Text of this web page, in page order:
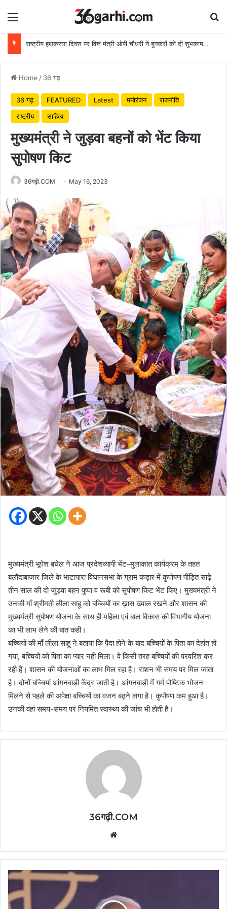
Menu
राष्ट्रीय हथकरघा दिवस पर वित्त मंत्री ओपी चौधरी ने बुनकरों को दी शुभकामनाएं
Home / 36 गढ़
36 गढ़ FEATURED Latest मनोरंजन
राजनीति
राष्ट्रीय
साहित्य
मुख्यमंत्री ने जुड़वा बहनों को भेंट किया
सुपोषण किट
36गढ़ी.COM May 16, 2023
मुख्यमंत्री भूपेश बघेल ने आज प्रदेशव्यापी भेंट-मुलाकात कार्यक्रम के तहत
बलौदाबाजार जिले के भाटापारा विधानसभा के ग्राम कड़ार में कुपोषण पीड़ित साढ़े
तीन साल की दो जुड़वा बहन पुष्पा व रूबी को सुपोषण किट भेंट किए। मुख्यमंत्री ने
उनकी माँ श्रीमती लीला साहू को बच्चियों का ख़ास ख्याल रखने और शासन की
मुख्यमंत्री सुपोषण योजना के साथ ही महिला एवं बाल विकास की विभागीय योजना
का भी लाभ लेने की बात कही।
बच्चियों की माँ लीला साहू ने बताया कि पैदा होने के बाद बच्चियों के पिता का देहांत हो
गया, बच्चियों को पिता का प्यार नहीं मिला। वे किसी तरह बच्चियों की परवरिश कर
रही हैं। शासन की योजनाओं का लाभ मिल रहा है। राशन भी समय पर मिल जाता
है। दोनों बच्चियां आंगनबाड़ी केंद्र जाती है। आंगनबाड़ी में गर्म पौष्टिक भोजन
मिलने से पहले की अपेक्षा बच्चियों का वजन बढ़ने लगा है। कुपोषण कम हुआ है।
उनकी वहां समय-समय पर नियमित स्वास्थ्य की जांच भी होती है।
36गढ़ी.COM